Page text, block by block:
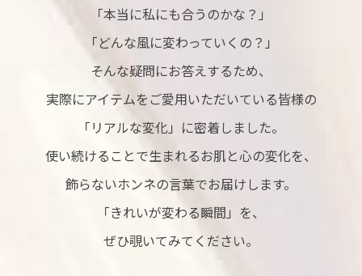
「本当に私にも合うのかな？」
「どんな風に変わっていくの？」
そんな疑問にお答えするため、
実際にアイテムをご愛用いただいている皆様の
「リアルな変化」に密着しました。
使い続けることで生まれるお肌と心の変化を、
飾らないホンネの言葉でお届けします。
「きれいが変わる瞬間」を、
ぜひ覗いてみてください。